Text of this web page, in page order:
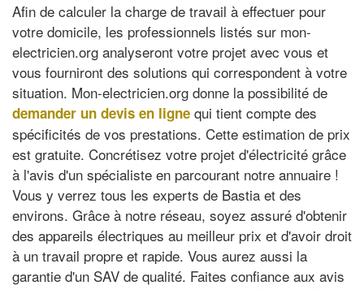
Afin de calculer la charge de travail à effectuer pour
votre domicile, les professionnels listés sur mon-
electricien.org analyseront votre projet avec vous et
vous fourniront des solutions qui correspondent à votre
situation. Mon-electricien.org donne la possibilité de
demander un devis en ligne qui tient compte des
spécificités de vos prestations. Cette estimation de prix
est gratuite. Concrétisez votre projet d'électricité grâce
à l'avis d'un spécialiste en parcourant notre annuaire !
Vous y verrez tous les experts de Bastia et des
environs. Grâce à notre réseau, soyez assuré d'obtenir
des appareils électriques au meilleur prix et d'avoir droit
à un travail propre et rapide. Vous aurez aussi la
garantie d'un SAV de qualité. Faites confiance aux avis